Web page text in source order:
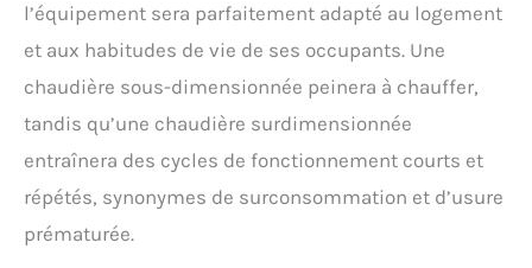
l’équipement sera parfaitement adapté au logement
et aux habitudes de vie de ses occupants. Une
chaudière sous-dimensionnée peinera à chauffer,
tandis qu’une chaudière surdimensionnée
entraînera des cycles de fonctionnement courts et
répétés, synonymes de surconsommation et d’usure
prématurée.